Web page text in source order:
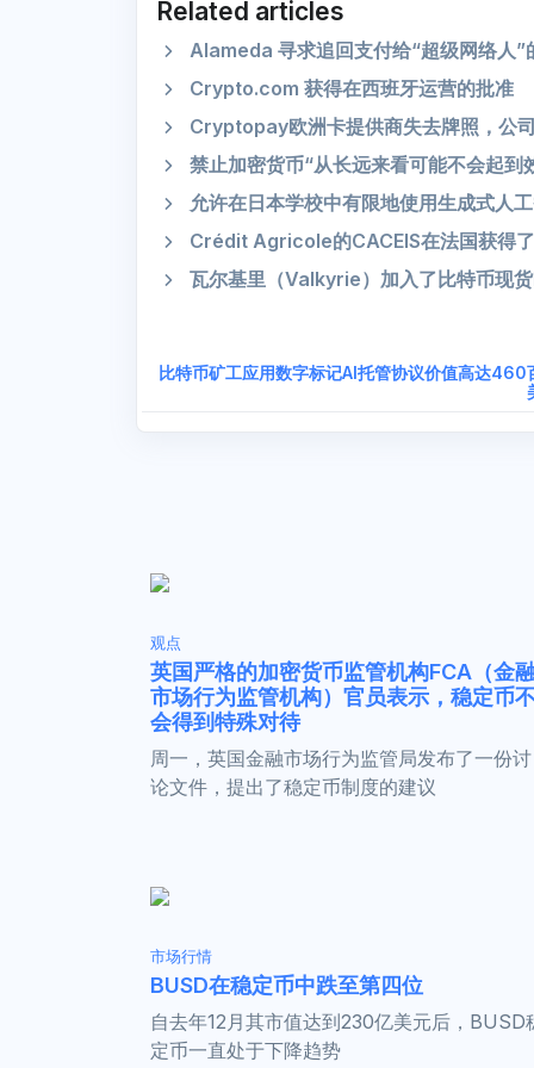
Related articles
Alameda 寻求追回支付给“超级网络人
Crypto.com 获得在西班牙运营的批准
Cryptopay欧洲卡提供商失去牌照，公
禁止加密货币“从长远来看可能不会起
允许在日本学校中有限地使用生成式人
Crédit Agricole的CACEIS在法国获得
瓦尔基里（Valkyrie）加入了比特币现
比特币矿工应用数字标记AI托管协议价值高达460
观点
英国严格的加密货币监管机构FCA（金
市场行为监管机构）官员表示，稳定币
会得到特殊对待
周一，英国金融市场行为监管局发布了一份讨
论文件，提出了稳定币制度的建议
市场行情
BUSD在稳定币中跌至第四位
自去年12月其市值达到230亿美元后，BUSD
定币一直处于下降趋势